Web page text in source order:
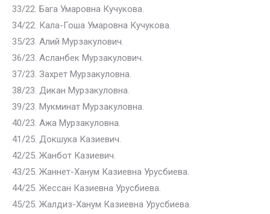
33/22. Бага Умаровна Кучукова.
34/22. Кала-Гоша Умаровна Кучукова.
35/23. Алий Мурзакулович.
36/23. Асланбек Мурзакулович.
37/23. Захрет Мурзакуловна.
38/23. Дикан Мурзакуловна.
39/23. Мукминат Мурзакуловна.
40/23. Ажа Мурзакуловна.
41/25. Докшука Казиевич.
42/25. Жанбот Казиевич.
43/25. Жаннет-Ханум Казиевна Урусбиева.
44/25. Жессан Казиевна Урусбиева.
45/25. Жалдиз-Ханум Казиевна Урусбиева.